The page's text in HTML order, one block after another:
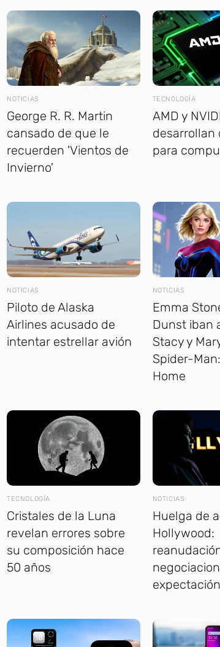
NOTICIAS
George R. R. Martin
cansado de que le
recuerden 'Vientos de
Invierno'
TECNOLOGÍA
AMD y
desarrollan
para
NOTICIAS
Piloto de Alaska
Airlines acusado de
intentar estrellar avión
NOTICIAS
Emma
Dunst iban
Stacy y
Spider-
Home
TECNOLOGÍA
Cristales de la Luna
revelan errores sobre
su composición hace
50 años
NOTICIAS
Huelga de
Hollywood:
expectación